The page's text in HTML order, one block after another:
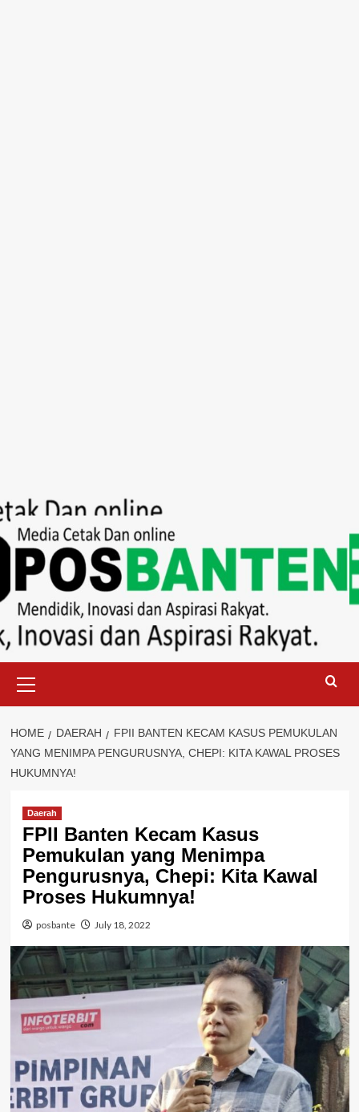
to
content
Menu
HOME DAERAH
FPII BANTEN KECAM KASUS PEMUKULAN
YANG MENIMPA PENGURUSNYA, CHEPI: KITA KAWAL PROSES
HUKUMNYA!
Daerah
FPII Banten Kecam Kasus
Pemukulan yang Menimpa
Pengurusnya, Chepi: Kita Kawal
Proses Hukumnya!
posbante July 18, 2022